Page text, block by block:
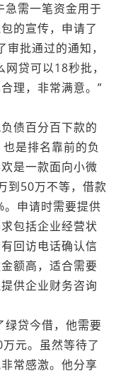
需一笔资金用于
的宣传，申请了
批通过的通知，
贷可以18秒批，
理，非常满意。”
债百分百下款的
是排名靠前的负
是一款面向小微
到50万不等，借款
申请时需要提供
包括企业经营状
回访电话确认信
额高，适合需要
供企业财务咨询
贷今借，他需要
元。虽然等待了
常感激。他分享